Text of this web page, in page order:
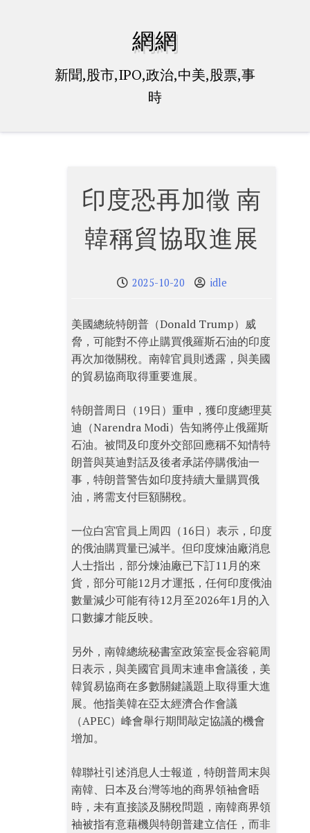
網網
新聞,股市,IPO,政治,中美,股票,事
時
印度恐再加徵 南
韓稱貿協取進展
2025-10-20 idle
美國總統特朗普（Donald Trump）威
脅，可能對不停止購買俄羅斯石油的印度
再次加徵關稅。南韓官員則透露，與美國
的貿易協商取得重要進展。
特朗普周日（19日）重申，獲印度總理莫
迪（Narendra Modi）告知將停止俄羅斯
石油。被問及印度外交部回應稱不知情特
朗普與莫迪對話及後者承諾停購俄油一
事，特朗普警告如印度持續大量購買俄
油，將需支付巨額關稅。
一位白宮官員上周四（16日）表示，印度
的俄油購買量已減半。但印度煉油廠消息
人士指出，部分煉油廠已下訂11月的來
貨，部分可能12月才運抵，任何印度俄油
數量減少可能有待12月至2026年1月的入
口數據才能反映。
另外，南韓總統秘書室政策室長金容範周
日表示，與美國官員周末連串會議後，美
韓貿易協商在多數關鍵議題上取得重大進
展。他指美韓在亞太經濟合作會議
（APEC）峰會舉行期間敲定協議的機會
增加。
韓聯社引述消息人士報道，特朗普周末與
南韓、日本及台灣等地的商界領袖會晤
時，未有直接談及關稅問題，南韓商界領
袖被指有意藉機與特朗普建立信任，而非